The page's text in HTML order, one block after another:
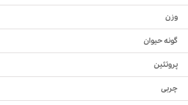
وزن
گونه حیوان
پروتئین
چربی